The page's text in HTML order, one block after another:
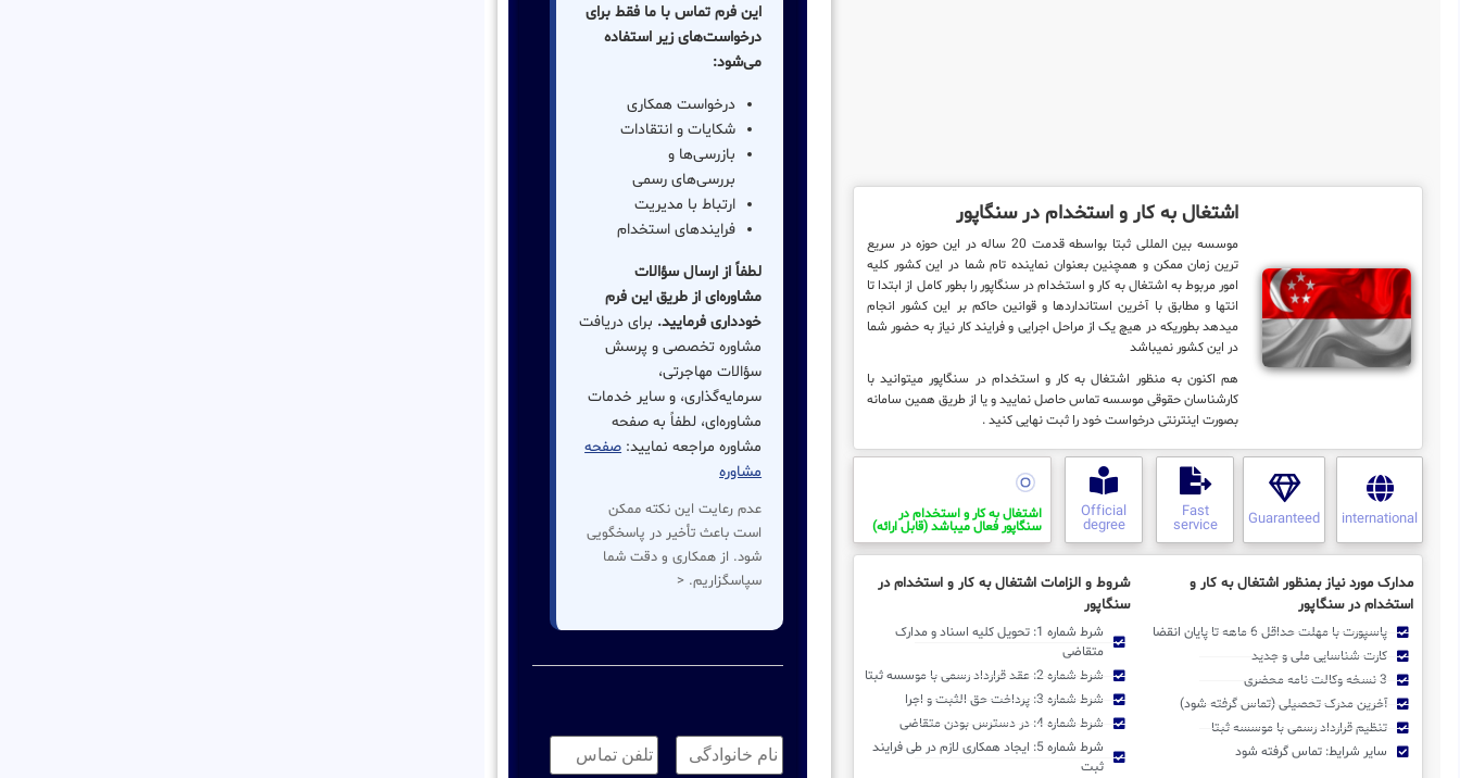
اشتغال به کار و استخدام در سنگاپور
موسسه بین المللی ثبتا بواسطه قدمت 20 ساله در این حوزه در سریع
ترین زمان ممکن و همچنین بعنوان نماینده تام شما در این کشور کلیه
امور مربوط به اشتغال به کار و استخدام در سنگاپور را بطور کامل از ابتدا تا
انتها و مطابق با آخرین استانداردها و قوانین حاکم بر این کشور انجام
میدهد بطوریکه در هیچ یک از مراحل اجرایی و فرایند کار نیاز به حضور شما
در این کشور نمیباشد
هم اکنون به منظور اشتغال به کار و استخدام در سنگاپور میتوانید با
کارشناسان حقوقی موسسه تماس حاصل نمایید و یا از طریق همین سامانه
بصورت اینترنتی درخواست خود را ثبت نهایی کنید .
international
Guaranteed
Fast
service
Official
degree
اشتغال به کار و استخدام در
سنگاپور فعال میباشد (قابل ارائه)
مدارک مورد نیاز بمنظور اشتغال به کار و
استخدام در سنگاپور
پاسپورت با مهلت حداقل 6 ماهه تا پایان انقضا
کارت شناسایی ملی و جدید
3 نسخه وکالت نامه محضری
آخرین مدرک تحصیلی (تماس گرفته شود)
تنظیم قرارداد رسمی با موسسه ثبتا
سایر شرایط: تماس گرفته شود
شروط و الزامات اشتغال به کار و استخدام در
سنگاپور
شرط شماره 1: تحویل کلیه اسناد و مدارک
متقاضی
شرط شماره 2: عقد قرارداد رسمی با موسسه ثبتا
شرط شماره 3: پرداخت حق الثبت و اجرا
شرط شماره 4: در دسترس بودن متقاضی
شرط شماره 5: ایجاد همکاری لازم در طی فرایند
ثبت
این فرم تماس با ما فقط برای
درخواست‌های زیر استفاده
می‌شود:
درخواست همکاری
شکایات و انتقادات
بازرسی‌ها و
بررسی‌های رسمی
ارتباط با مدیریت
فرایندهای استخدام
لطفاً از ارسال سؤالات
مشاوره‌ای از طریق این فرم
خودداری فرمایید. برای دریافت
مشاوره تخصصی و پرسش
سؤالات مهاجرتی،
سرمایه‌گذاری، و سایر خدمات
مشاوره‌ای، لطفاً به صفحه
مشاوره مراجعه نمایید: صفحه
مشاوره
عدم رعایت این نکته ممکن
است باعث تأخیر در پاسخگویی
شود. از همکاری و دقت شما
سپاسگزاریم. <
خانوادگی:
*
تماس:
*